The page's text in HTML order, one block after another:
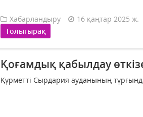
Хабарландыру 16 қаңтар 2025 ж.
Толығырақ
Қоғамдық қабылдау
Құрметті Сырдария ауданының